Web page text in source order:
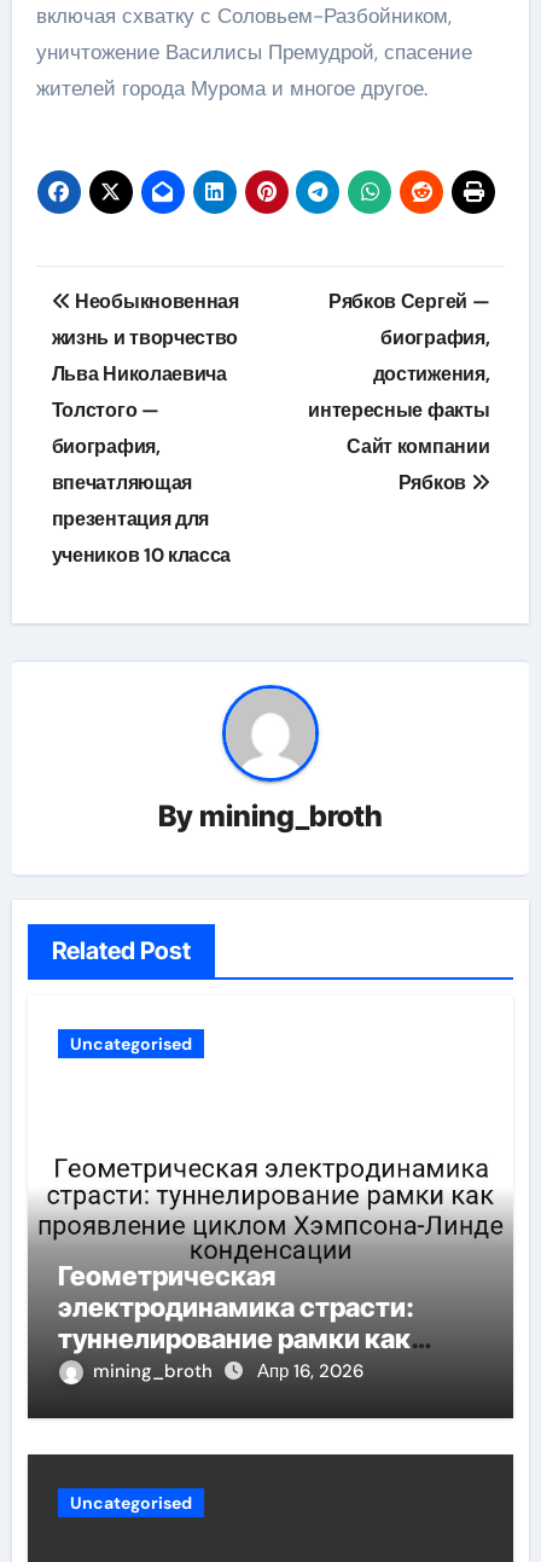
включая схватку с Соловьем-Разбойником,
уничтожение Василисы Премудрой, спасение
жителей города Мурома и многое другое.
Навигация
по
записям
Необыкновенная
жизнь и творчество
Льва Николаевича
Толстого —
биография,
впечатляющая
презентация для
учеников 10 класса
Рябков Сергей —
биография,
достижения,
интересные факты
Сайт компании
Рябков
By mining_broth
Related Post
Uncategorised
Геометрическая
электродинамика страсти:
туннелирование рамки как
проявление циклом Хэмпсона-
mining_broth Апр 16, 2026
Uncategorised